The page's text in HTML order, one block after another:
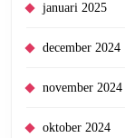
januari 2025
december 2024
november 2024
oktober 2024